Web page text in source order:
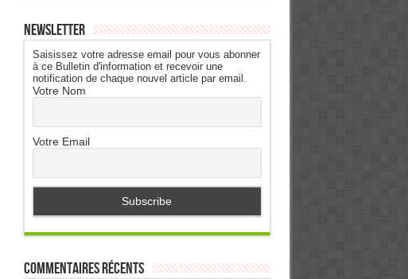
Newsletter
Saisissez votre adresse email pour vous abonner
à ce Bulletin d'information et recevoir une
notification de chaque nouvel article par email.
Votre Nom
Votre Email
Commentaires récents